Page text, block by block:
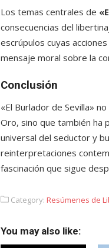
Los temas centrales de
consecuencias del
escrúpulos cuyas
mensaje moral sobre la
Conclusión
«El Burlador de Sevilla»
Oro, sino que también ha
universal del seductor y
reinterpretaciones
fascinación que sigue
Category: Resúmenes de
You may also like: